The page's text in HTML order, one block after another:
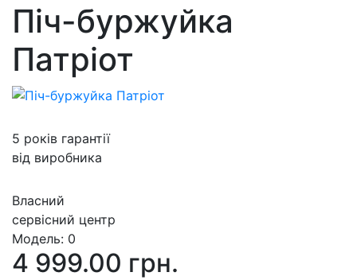
Піч-буржуйка
Патріот
5 років гарантії
від виробника
Власний
сервісний центр
Модель: 0
4 999.00 грн.